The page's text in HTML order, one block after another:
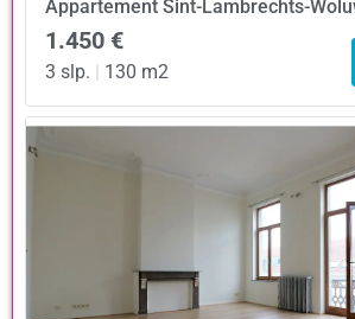
Appartement Sint-Lambrechts-
1.450 €
3 slp. 130 m2